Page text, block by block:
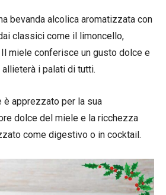
bevanda alcolica aromatizzata con
classici come il limoncello,
miele conferisce un gusto dolce e
i palati di tutti.
apprezzato per la sua
dolce del miele e la ricchezza
come digestivo o in cocktail.